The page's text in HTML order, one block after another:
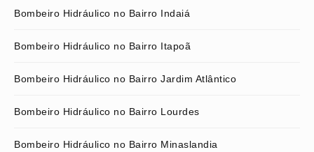
Bombeiro Hidráulico no Bairro Indaiá
Bombeiro Hidráulico no Bairro Itapoã
Bombeiro Hidráulico no Bairro Jardim Atlântico
Bombeiro Hidráulico no Bairro Lourdes
Bombeiro Hidráulico no Bairro Minaslandia